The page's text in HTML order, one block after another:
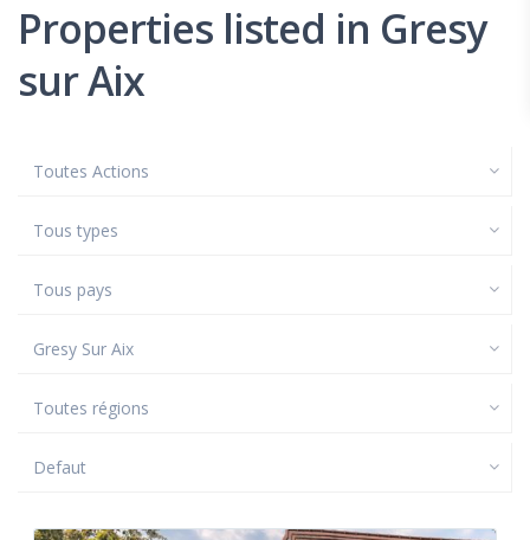
Properties listed in Gresy
sur Aix
Toutes Actions
Tous types
Tous pays
Gresy Sur Aix
Toutes régions
Defaut